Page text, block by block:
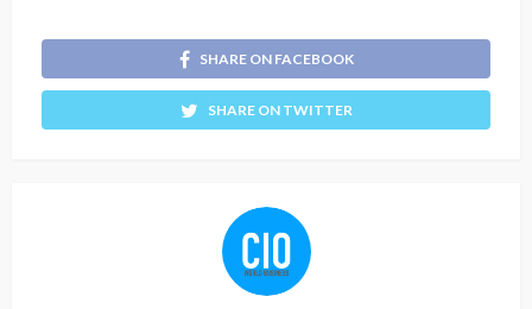
SHARE ON FACEBOOK
SHARE ON TWITTER